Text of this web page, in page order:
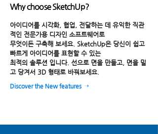
Why choose SketchUp?
아이디어를 시각화, 협업, 전달하는 데 유익한 직관
적인 전문가용 디자인 소프트웨어로
무엇이든 구축해 보세요. SketchUp은 당신이 쉽고
빠르게 아이디어를 표현할 수 있는
최적의 솔루션 입니다. 선으로 면을 만들고, 면을 밀
고 당겨서 3D 형태로 바꿔보세요.
Discover the New features →